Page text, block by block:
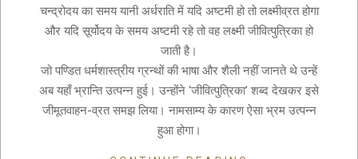
चन्द्रोदय का समय यानी अर्धराति में यदि अष्टमी हो तो लक्ष्मीव्रत होगा
और यदि सूर्योदय के समय अष्टमी रहे तो वह लक्ष्मी जीवित्पुत्रिका हो
जाती है।
जो पण्डित धर्मशास्त्रीय ग्रन्थों की भाषा और शैली नहीं जानते थे उन्हें
अब यहाँ भ्रान्ति उत्पन्न हुई। उन्होंने ‘जीवित्पुत्रिका’ शब्द देखकर इसे
जीमूतवाहन-व्रत समझ लिया। नामसाम्य के कारण ऐसा भ्रम उत्पन्न
हुआ होगा।